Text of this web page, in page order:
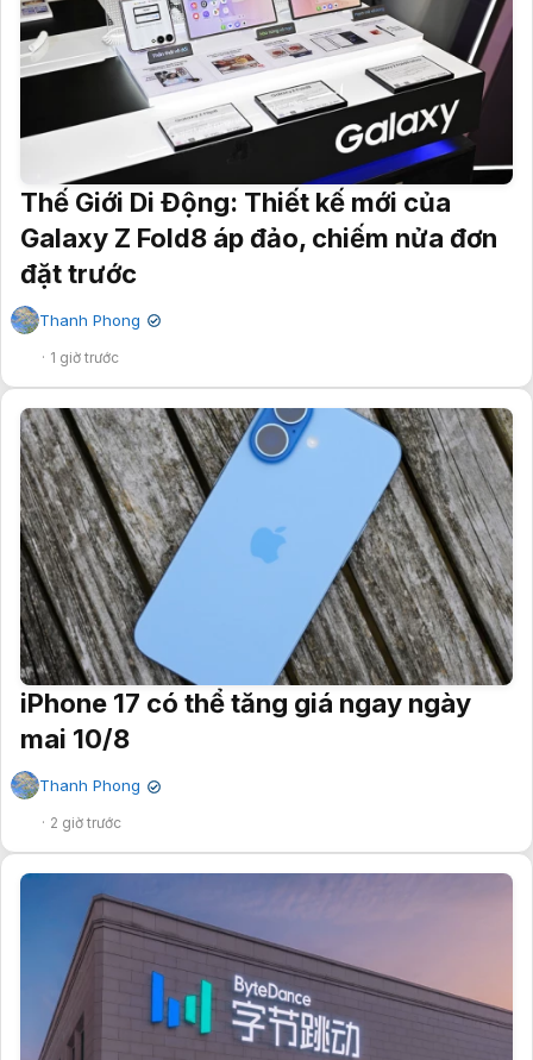
Thế Giới Di Động: Thiết kế mới của
Galaxy Z Fold8 áp đảo, chiếm nửa đơn
đặt trước
Thanh Phong ✔
1 giờ trước
iPhone 17 có thể tăng giá ngay ngày
mai 10/8
Thanh Phong ✔
2 giờ trước